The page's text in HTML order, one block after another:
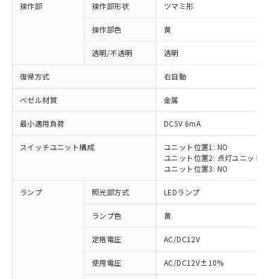
操作部 操作部形状 ツマミ形
操作部色 黄
透明/不透明 透明
復帰方式 右自動
ベゼル材質 金属
最小適用負荷 DC5V 6mA
スイッチユニット構成
ユニット位置1: NO
ユニット位置2: 点灯ユニット
ユニット位置3: NO
ランプ 照光部方式 LEDランプ
ランプ色 黄
定格電圧 AC/DC12V
使用電圧 AC/DC12V±10%
※1 対応状況